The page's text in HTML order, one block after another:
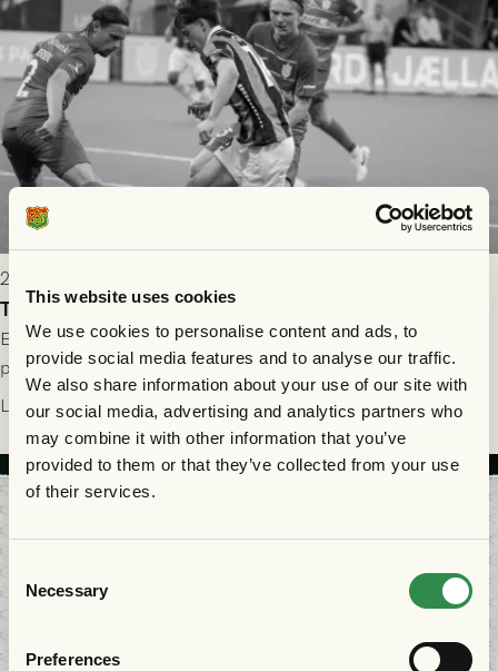
This website uses cookies
We use cookies to personalise content and ads, to
provide social media features and to analyse our traffic.
We also share information about your use of our site with
our social media, advertising and analytics partners who
may combine it with other information that you’ve
provided to them or that they’ve collected from your use
of their services.
Selection
Necessary
Preferences
2026-07-31 13:30
Tung förlust i returmötet mot FC Nordsjælland
Efter segern på Gamla Ullevi väntade revanschsugna danskar
på Right to Dream Park, och den grönsvarta ledningen skulle
upphöra efter mindre än kvarten spelad. På lika mark visade
sig Nordsjälland numren för stora och matchen slutade i
tennissiffror och det grönsvarta europaäventyret tog slut.
Läs mer